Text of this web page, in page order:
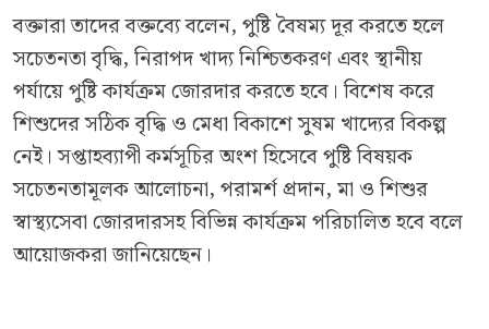
বক্তারা তাদের বক্তব্যে বলেন, পুষ্টি বৈষম্য দূর করতে হলে
সচেতনতা বৃদ্ধি, নিরাপদ খাদ্য নিশ্চিতকরণ এবং স্থানীয়
পর্যায়ে পুষ্টি কার্যক্রম জোরদার করতে হবে। বিশেষ করে
শিশুদের সঠিক বৃদ্ধি ও মেধা বিকাশে সুষম খাদ্যের বিকল্প
নেই। সপ্তাহব্যাপী কর্মসূচির অংশ হিসেবে পুষ্টি বিষয়ক
সচেতনতামূলক আলোচনা, পরামর্শ প্রদান, মা ও শিশুর
স্বাস্থ্যসেবা জোরদারসহ বিভিন্ন কার্যক্রম পরিচালিত হবে বলে
আয়োজকরা জানিয়েছেন।